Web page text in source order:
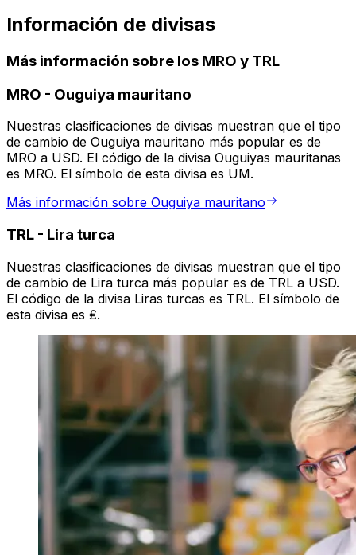
Información de divisas
Más información sobre los MRO y TRL
MRO - Ouguiya mauritano
Nuestras clasificaciones de divisas muestran que el tipo
de cambio de Ouguiya mauritano más popular es de
MRO a USD. El código de la divisa Ouguiyas mauritanas
es MRO. El símbolo de esta divisa es UM.
Más información sobre Ouguiya mauritano
TRL - Lira turca
Nuestras clasificaciones de divisas muestran que el tipo
de cambio de Lira turca más popular es de TRL a USD.
El código de la divisa Liras turcas es TRL. El símbolo de
esta divisa es ₤.